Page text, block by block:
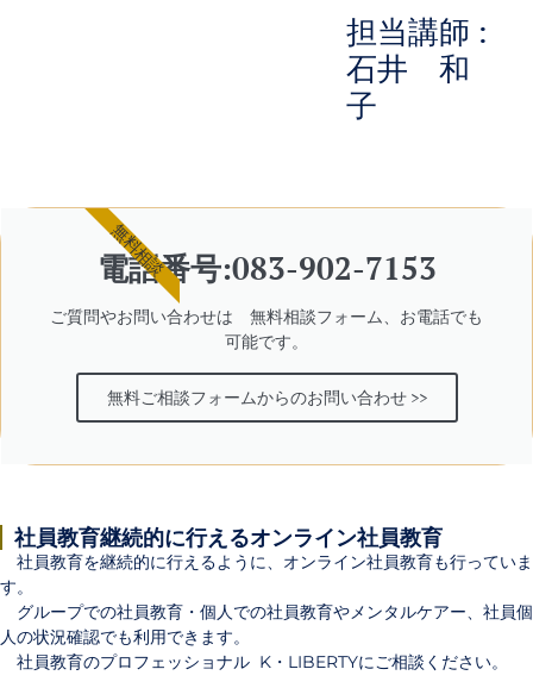
担当講師 :
石井 和
子
電話番号:083-902-7153
ご質問やお問い合わせは 無料相談フォーム、お電話でも
可能です。
無料ご相談フォームからのお問い合わせ >>
無料相談
社員教育継続的に行えるオンライン社員教育
社員教育を継続的に行えるように、オンライン社員教育も行っていま
す。
グループでの社員教育・個人での社員教育やメンタルケアー、社員個
人の状況確認でも利用できます。
社員教育のプロフェッショナル K・LIBERTYにご相談ください。